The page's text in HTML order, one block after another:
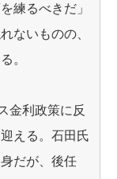
練るべきだ」
ないものの、
。
金利政策に反
える。石田氏
だが、後任